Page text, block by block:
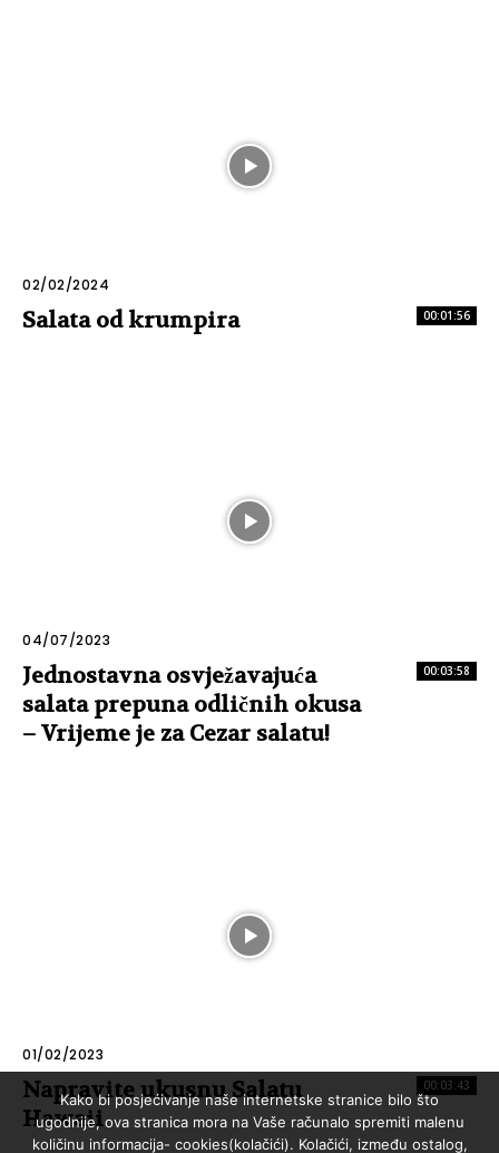
00:01:56
02/02/2024
Salata od krumpira
00:03:58
04/07/2023
Jednostavna osvježavajuća
salata prepuna odličnih okusa
– Vrijeme je za Cezar salatu!
00:03:43
01/02/2023
Napravite ukusnu Salatu
Hawaii
Kako bi posjećivanje naše internetske stranice bilo što
ugodnije, ova stranica mora na Vaše računalo spremiti malenu
količinu informacija- cookies(kolačići). Kolačići, između ostalog,